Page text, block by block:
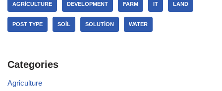
AGRICULTURE DEVELOPMENT FARM IT LAND
POST TYPE SOIL SOLUTION WATER
Categories
Agriculture